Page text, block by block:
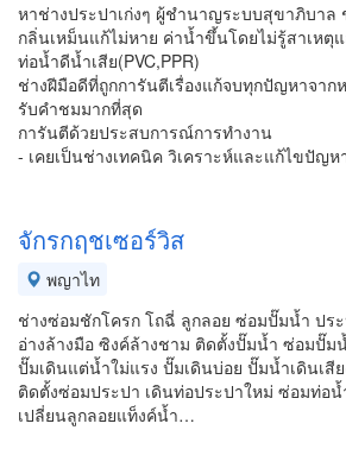
หาช่างประปาเก่งๆ ผู้ชำนาญระบบสุขาภิบาล
กลิ่นเหม็นแก้ไม่หาย ค่าน้ำขึ้นโดยไม่รู้สาเหตุ
ท่อน้ำดีน้ำเสีย(PVC,PPR)
ช่างฝีมือดีที่ถูกการันตีเรื่องแก้จบทุกปัญหาจาก
รับคำชมมากที่สุด
การันตีด้วยประสบการณ์การทำงาน
- เคยเป็นช่างเทคนิค วิเคราะห์และแก้ไขปั
จักรกฤชเซอร์วิส
พญาไท
ช่างซ่อมชักโครก โถฉี่ ลูกลอย ซ่อมปั๊มน้ำ ปร
อ่างล้างมือ ซิงค์ล้างชาม ติดตั้งปั๊มน้ำ ซ่อมปั๊ม
ปั๊มเดินแต่น้ำใม่แรง ปั๊มเดินบ่อย ปั๊มน้ำเดินเสี
ติดตั้งซ่อมประปา เดินท่อประปาใหม่ ซ่อมท่อ
เปลี่ยนลูกลอยแท็งค์น้ำ…